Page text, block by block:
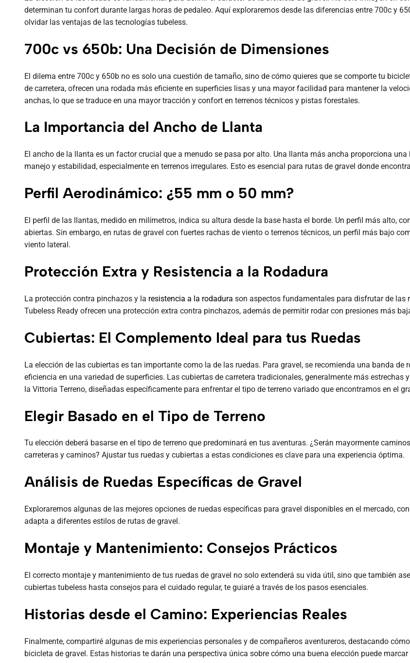
determinan tu confort durante largas horas de pedaleo. Aquí exploraremos desde las diferencias entre 700c y
olvidar las ventajas de las tecnologías tubeless.
700c vs 650b: Una Decisión de Dimensiones
El dilema entre 700c y 650b no es solo una cuestión de tamaño, sino de cómo quieres que se comporte tu
de carretera, ofrecen una rodada más eficiente en superficies lisas y una mayor facilidad para mantener la
anchas, lo que se traduce en una mayor tracción y confort en terrenos técnicos y pistas forestales.
La Importancia del Ancho de Llanta
El ancho de la llanta es un factor crucial que a menudo se pasa por alto. Una llanta más ancha proporciona
manejo y estabilidad, especialmente en terrenos irregulares. Esto es esencial para rutas de gravel donde
Perfil Aerodinámico: ¿55 mm o 50 mm?
El perfil de las llantas, medido en milímetros, indica su altura desde la base hasta el borde. Un perfil más alto,
abiertas. Sin embargo, en rutas de gravel con fuertes rachas de viento o terrenos técnicos, un perfil más bajo
viento lateral.
Protección Extra y Resistencia a la Rodadura
La protección contra pinchazos y la resistencia a la rodadura son aspectos fundamentales para disfrutar de
Tubeless Ready ofrecen una protección extra contra pinchazos, además de permitir rodar con presiones más
Cubiertas: El Complemento Ideal para tus Ruedas
La elección de las cubiertas es tan importante como la de las ruedas. Para gravel, se recomienda una banda
eficiencia en una variedad de superficies. Las cubiertas de carretera tradicionales, generalmente más
la Vittoria Terreno, diseñadas específicamente para enfrentar el tipo de terreno variado que encontramos en el
Elegir Basado en el Tipo de Terreno
Tu elección deberá basarse en el tipo de terreno que predominará en tus aventuras. ¿Serán mayormente
carreteras y caminos? Ajustar tus ruedas y cubiertas a estas condiciones es clave para una experiencia óptima.
Análisis de Ruedas Específicas de Gravel
Exploraremos algunas de las mejores opciones de ruedas específicas para gravel disponibles en el mercado,
adapta a diferentes estilos de rutas de gravel.
Montaje y Mantenimiento: Consejos Prácticos
El correcto montaje y mantenimiento de tus ruedas de gravel no solo extenderá su vida útil, sino que también
cubiertas tubeless hasta consejos para el cuidado regular, te guiaré a través de los pasos esenciales.
Historias desde el Camino: Experiencias Reales
Finalmente, compartiré algunas de mis experiencias personales y de compañeros aventureros, destacando
bicicleta de gravel. Estas historias te darán una perspectiva única sobre cómo una buena elección puede